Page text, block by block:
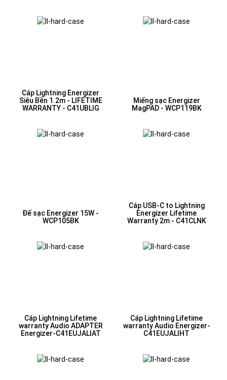
Cáp Lightning Energizer
Siêu Bền 1.2m - LIFETIME
WARRANTY - C41UBLIG
Miếng sạc Energizer
MagPAD - WCP119BK
Đế sạc Energizer 15W -
WCP105BK
Cáp USB-C to Lightning
Energizer Lifetime
Warranty 2m - C41CLNK
Cáp Lightning Lifetime
warranty Audio ADAPTER
Energizer-C41EUJALIAT
Cáp Lightning Lifetime
warranty Audio Energizer-
C41EUJALIHT